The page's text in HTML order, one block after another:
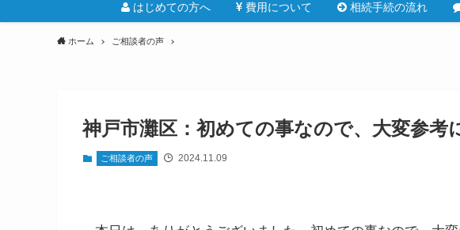
はじめての方へ 費用について 相続手続の流れ
ホーム ご相談者の声
神戸市灘区：初めての事なので、大変参考
ご相談者の声 2024.11.09